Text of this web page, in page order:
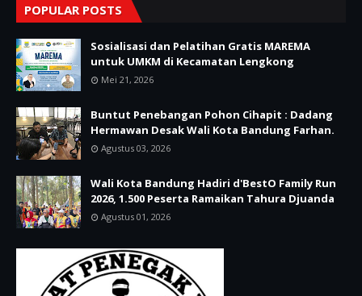
POPULAR POSTS
Sosialisasi dan Pelatihan Gratis MAREMA
untuk UMKM di Kecamatan Lengkong
Mei 21, 2026
Buntut Penebangan Pohon Cihapit : Dadang
Hermawan Desak Wali Kota Bandung Farhan.
Agustus 03, 2026
Wali Kota Bandung Hadiri d'BestO Family Run
2026, 1.500 Peserta Ramaikan Tahura Djuanda
Agustus 01, 2026